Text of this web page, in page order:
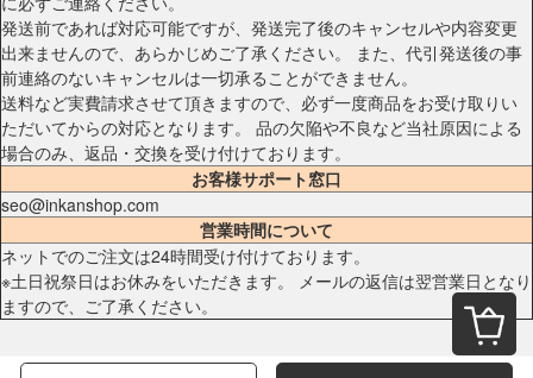
発送前であれば対応可能ですが、発送完了後のキャンセルや内容変更
出来ませんので、あらかじめご了承ください。 また、代引発送後の事
前連絡のないキャンセルは一切承ることができません。
送料など実費請求させて頂きますので、必ず一度商品をお受け取りい
ただいてからの対応となります。 品の欠陥や不良など当社原因による
場合のみ、返品・交換を受け付けております。
お客様サポート窓口
seo@inkanshop.com
営業時間について
ネットでのご注文は24時間受け付けております。
※土日祝祭日はお休みをいただきます。 メールの返信は翌営業日となり
ますので、ご了承ください。